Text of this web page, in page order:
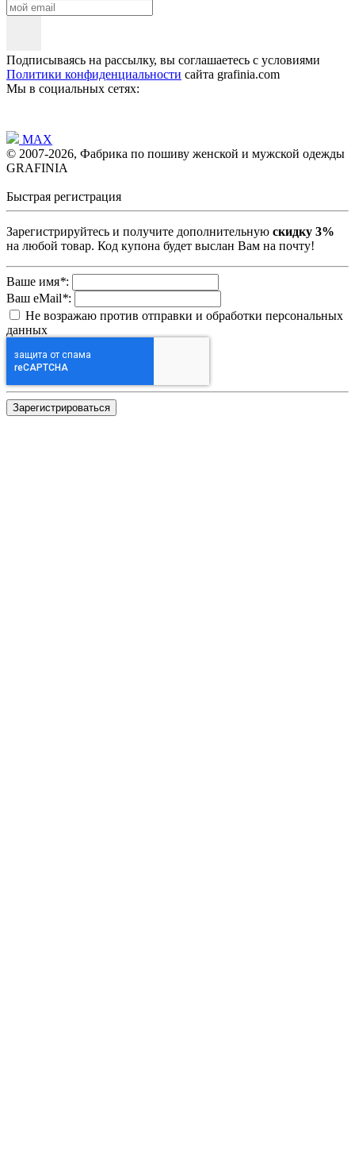
Подписываясь на рассылку, вы соглашаетесь с условиями
Политики конфиденциальности сайта grafinia.com
Мы в социальных сетях:
MAX
© 2007-2026, Фабрика по пошиву женской и мужской одежды
GRAFINIA
Быстрая регистрация
Зарегистрируйтесь и получите дополнительную скидку 3%
на любой товар. Код купона будет выслан Вам на почту!
Ваше имя*:
Ваш eMail*:
Не возражаю против отправки и обработки персональных
данных